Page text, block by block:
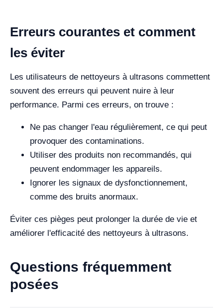
Erreurs courantes et comment
les éviter
Les utilisateurs de nettoyeurs à ultrasons commettent
souvent des erreurs qui peuvent nuire à leur
performance. Parmi ces erreurs, on trouve :
Ne pas changer l'eau régulièrement, ce qui peut
provoquer des contaminations.
Utiliser des produits non recommandés, qui
peuvent endommager les appareils.
Ignorer les signaux de dysfonctionnement,
comme des bruits anormaux.
Éviter ces pièges peut prolonger la durée de vie et
améliorer l'efficacité des nettoyeurs à ultrasons.
Questions fréquemment
posées